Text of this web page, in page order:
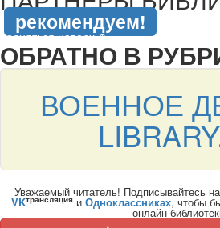
рекомендуем!
подняться наверх ↑
ОБРАТНО В
ВОЕННОЕ
Уважаемый читатель! Подписывайтесь
VKтрансляция и Одноклассниках, чтобы
онлайн